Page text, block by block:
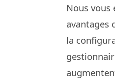
Nous vous
avantages
la